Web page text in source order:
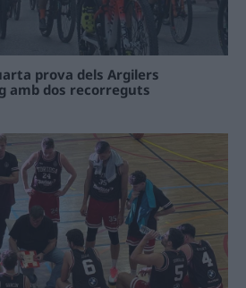
prova dels Argilers
amb dos recorreguts